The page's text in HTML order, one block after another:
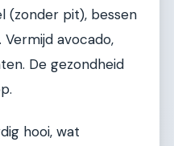
(zonder pit), bessen
avocado,
De gezondheid
hooi, wat